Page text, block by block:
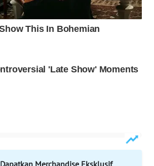
Dapatkan Merchandise Eksklusif